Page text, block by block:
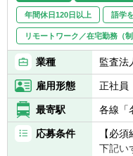
年間休日120日以上 語学
リモートワーク／在宅勤務（制
業種 監査法
雇用形態 正社員
最寄駅 各線「
応募条件
【必
下記い